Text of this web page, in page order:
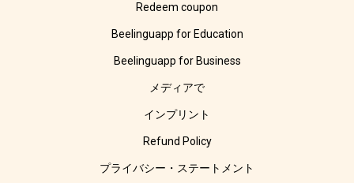
Redeem coupon
Beelinguapp for Education
Beelinguapp for Business
メディアで
インプリント
Refund Policy
プライバシー・ステートメント